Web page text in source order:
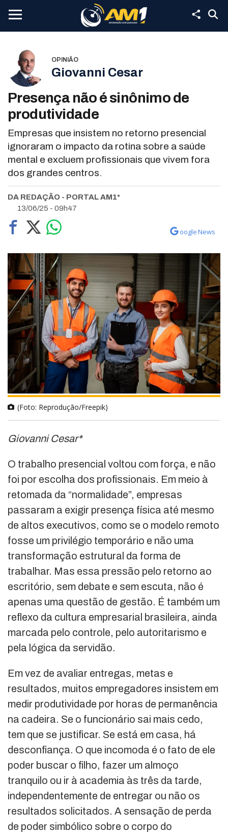
OPINIÃO
Giovanni Cesar
Presença não é sinônimo de
produtividade
Empresas que insistem no retorno presencial
ignoraram o impacto da rotina sobre a saúde
mental e excluem profissionais que vivem fora
dos grandes centros.
DA REDAÇÃO - PORTAL AM1*
13/06/25 - 09h47
oogle News
(Foto: Reprodução/Freepik)
Giovanni Cesar*
O trabalho presencial voltou com força, e não
foi por escolha dos profissionais. Em meio à
retomada da “normalidade”, empresas
passaram a exigir presença física até mesmo
de altos executivos, como se o modelo remoto
fosse um privilégio temporário e não uma
transformação estrutural da forma de
trabalhar. Mas essa pressão pelo retorno ao
escritório, sem debate e sem escuta, não é
apenas uma questão de gestão. É também um
reflexo da cultura empresarial brasileira, ainda
marcada pelo controle, pelo autoritarismo e
pela lógica da servidão.
Em vez de avaliar entregas, metas e
resultados, muitos empregadores insistem em
medir produtividade por horas de permanência
na cadeira. Se o funcionário sai mais cedo,
tem que se justificar. Se está em casa, há
desconfiança. O que incomoda é o fato de ele
poder buscar o filho, fazer um almoço
tranquilo ou ir à academia às três da tarde,
independentemente de entregar ou não os
resultados solicitados. A sensação de perda
de poder simbólico sobre o corpo do